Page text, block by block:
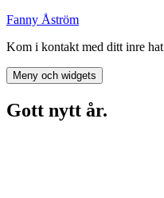
Hoppa
innehåll
Fanny Åström
Kom i kontakt med ditt inre hat
Meny och widgets
Gott nytt år.